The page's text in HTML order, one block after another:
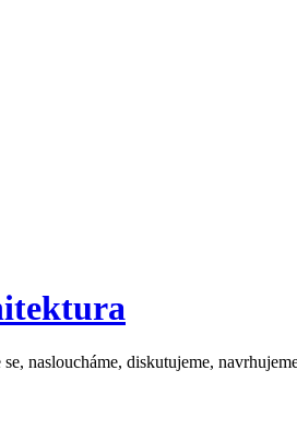
nasloucháme, diskutujeme,